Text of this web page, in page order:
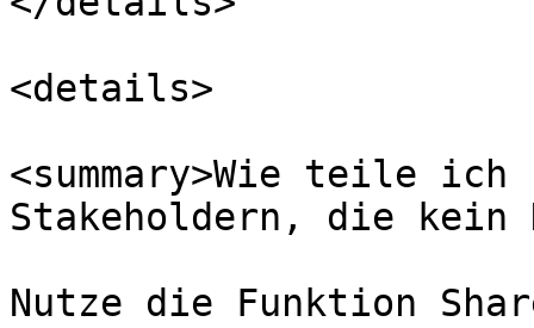
<details>
<summary>Wie teile
Stakeholdern, die kein
Nutze die Funktion